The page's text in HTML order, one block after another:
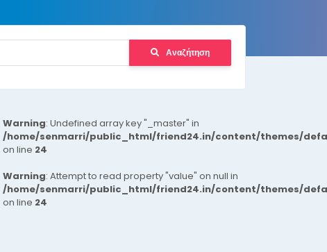
Αναζήτηση
Warning: Undefined array key "_master" in
/home/senmarri/public_html/friend24.in/content/themes/
on line 24
Warning: Attempt to read property "value" on null in
/home/senmarri/public_html/friend24.in/content/themes/
on line 24